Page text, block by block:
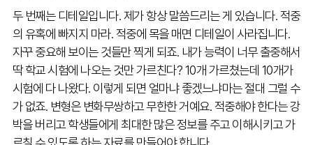
두 번째는 디테일입니다. 제가 항상 말씀드리는 게 있습니다. 적중
의 유혹에 빠지지 마라. 적중에 목을 매면 디테일이 사라집니다.
자꾸 중요해 보이는 것들만 찍게 되죠. 내가 능력이 너무 출중해서
딱 학교 시험에 나오는 것만 가르친다? 10개 가르쳤는데 10개가
시험에 다 나왔다. 이렇게 되면 얼마냐 좋겠느냐마는 절대 그럴 수
가 없죠. 변형은 변화무쌍하고 무한한 거예요. 적중해야 한다는 강
박을 버리고 학생들에게 최대한 많은 정보를 주고 이해시키고 가